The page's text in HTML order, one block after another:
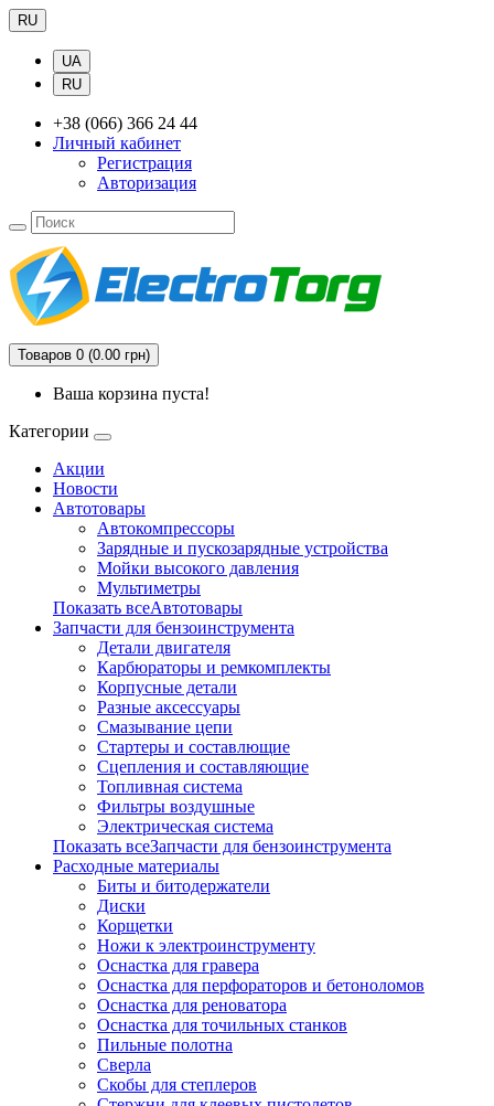
RU
UA
RU
+38 (066) 366 24 44
Личный кабинет
Регистрация
Авторизация
Товаров 0 (0.00 грн)
Ваша корзина пуста!
Категории
Акции
Новости
Автотовары
Автокомпрессоры
Зарядные и пускозарядные устройства
Мойки высокого давления
Мультиметры
Показать всеАвтотовары
Запчасти для бензоинструмента
Детали двигателя
Карбюраторы и ремкомплекты
Корпусные детали
Разные аксессуары
Смазывание цепи
Стартеры и составлющие
Сцепления и составляющие
Топливная система
Фильтры воздушные
Электрическая система
Показать всеЗапчасти для бензоинструмента
Расходные материалы
Биты и битодержатели
Диски
Корщетки
Ножи к электроинструменту
Оснастка для гравера
Оснастка для перфораторов и бетоноломов
Оснастка для реноватора
Оснастка для точильных станков
Пильные полотна
Сверла
Скобы для степлеров